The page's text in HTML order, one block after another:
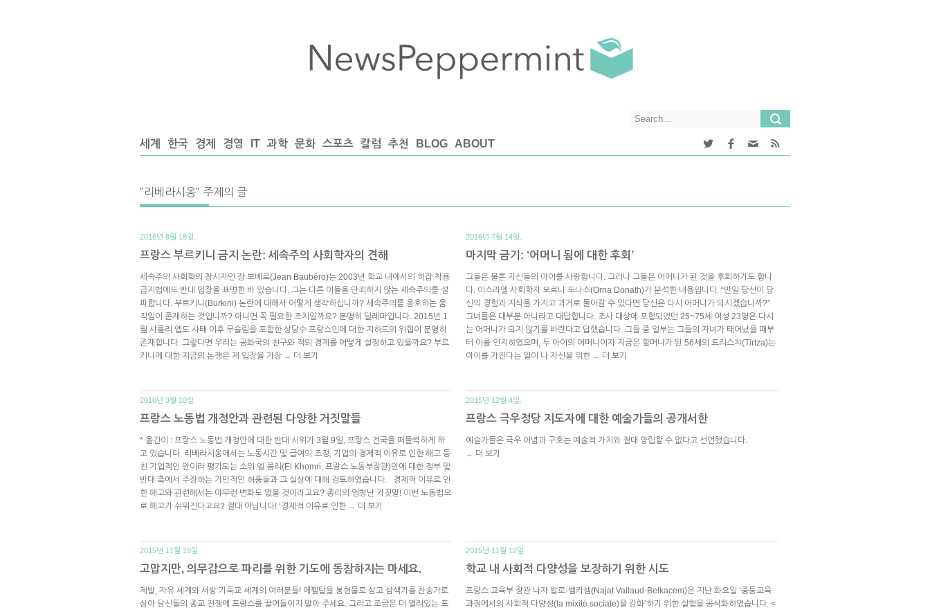
세계 한국 경제 경영 IT 과학 문화 스포츠 칼럼 추천 BLOG ABOUT
"리베라시옹" 주제의 글
2016년 8월 18일.
프랑스 부르키니 금지 논란: 세속주의 사회학자의 견해
세속주의 사회학의 창시자인 장 보베로(Jean Baubéro)는 2003년 학교 내에서의 히잡 착용
금지법에도 반대 입장을 표명한 바 있습니다. 그는 다른 이들을 단죄하지 않는 세속주의를 설
파합니다. 부르키니(Burkini) 논란에 대해서 어떻게 생각하십니까? 세속주의를 옹호하는 움
직임이 존재하는 것입니까? 아니면 꼭 필요한 조치일까요? 분명히 딜레마입니다. 2015년 1
월 샤를리 엡도 사태 이후 무슬림을 포함한 상당수 프랑스인에 대한 지하드의 위협이 분명히
존재합니다. 그렇다면 우리는 공화국의 친구와 적의 경계를 어떻게 설정하고 있을까요? 부르
키니에 대한 지금의 논쟁은 제 입장을 가장 → 더 보기
2016년 7월 14일.
마지막 금기: ‘어머니 됨에 대한 후회’
그들은 물론 자신들의 아이를 사랑합니다. 그러나 그들은 어머니가 된 것을 후회하기도 합니
다. 이스라엘 사회학자 오르나 도나스(Orna Donath)가 분석한 내용입니다. “만일 당신이 당
신의 경험과 지식을 가지고 과거로 돌아갈 수 있다면 당신은 다시 어머니가 되시겠습니까?”
그녀들은 대부분 아니라고 대답합니다. 조사 대상에 포함되었던 25~75세 여성 23명은 다시
는 어머니가 되지 않기를 바란다고 답했습니다. 그들 중 일부는 그들의 자녀가 태어났을 때부
터 이를 인지하였으며, 두 아이의 어머니이자 지금은 할머니가 된 56세의 트리스챠(Tirtza)는
아이를 가진다는 일이 나 자신을 위한 → 더 보기
2016년 3월 10일.
프랑스 노동법 개정안과 관련된 다양한 거짓말들
* 옮긴이 : 프랑스 노동법 개정안에 대한 반대 시위가 3월 9일, 프랑스 전국을 떠들썩하게 하
고 있습니다. 리베라시옹에서는 노동시간 및 급여의 조정, 기업의 경제적 이유로 인한 해고 등
친 기업적인 안이라 평가되는 소위 엘 콤리(El Khomri, 프랑스 노동부장관)안에 대한 정부 및
반대 측에서 주장하는 기만적인 허풍들과 그 실상에 대해 검토하였습니다. 경제적 이유로 인
한 해고와 관련해서는 아무런 변화도 없을 것이라고요? 총리의 엄청난 거짓말! 이번 노동법으
로 해고가 쉬워진다고요? 절대 아닙니다! ‘경제적 이유로 인한 → 더 보기
2015년 12월 4일.
프랑스 극우정당 지도자에 대한 예술가들의 공개서한
예술가들은 극우 이념과 구호는 예술적 가치와 절대 양립할 수 없다고 선언했습니다.
→ 더 보기
2015년 11월 19일.
고맙지만, 의무감으로 파리를 위한 기도에 동참하지는 마세요.
제발, 자유 세계와 서방 기독교 세계의 여러분들! 에펠탑을 봉헌물로 삼고 삼색기를 찬송가로
삼아 당신들의 종교 전쟁에 프랑스를 끌어들이지 말아 주세요. 그리고 조금은 더 열려있는 프
2015년 11월 12일.
학교 내 사회적 다양성을 보장하기 위한 시도
프랑스 교육부 장관 나자 발로-벨카셈(Najat Vallaud-Belkacem)은 지난 화요일 ‘중등교육
과정에서의 사회적 다양성(la mixité sociale)을 강화’하기 위한 실험을 공식화하였습니다. <